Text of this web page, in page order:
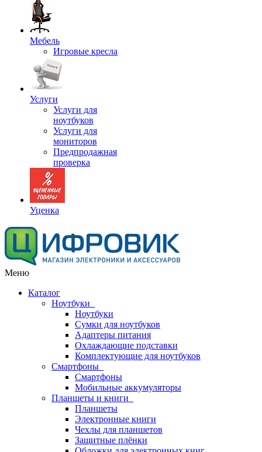
Мебель
Игровые кресла
Услуги
Услуги для
ноутбуков
Услуги для
мониторов
Предпродажная
проверка
Уценка
Меню
Каталог
Ноутбуки
Ноутбуки
Сумки для ноутбуков
Адаптеры питания
Охлаждающие подставки
Комплектующие для ноутбуков
Смартфоны
Смартфоны
Мобильные аккумуляторы
Планшеты и книги
Планшеты
Электронные книги
Чехлы для планшетов
Защитные плёнки